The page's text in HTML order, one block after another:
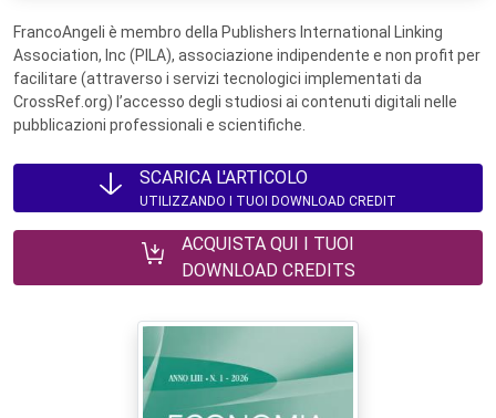
FrancoAngeli è membro della Publishers International Linking
Association, Inc (PILA), associazione indipendente e non profit per
facilitare (attraverso i servizi tecnologici implementati da
CrossRef.org) l’accesso degli studiosi ai contenuti digitali nelle
pubblicazioni professionali e scientifiche.
SCARICA L'ARTICOLO
UTILIZZANDO I TUOI DOWNLOAD CREDIT
ACQUISTA QUI I TUOI
DOWNLOAD CREDITS